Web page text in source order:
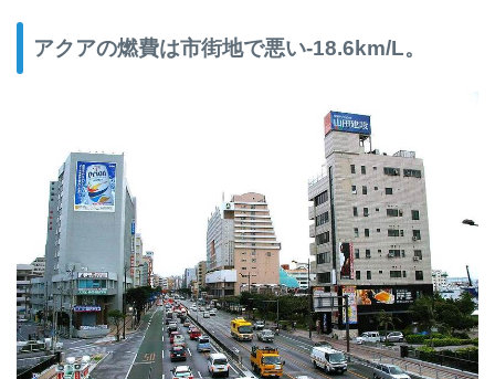
アクアの燃費は市街地で悪い-18.6km/L。